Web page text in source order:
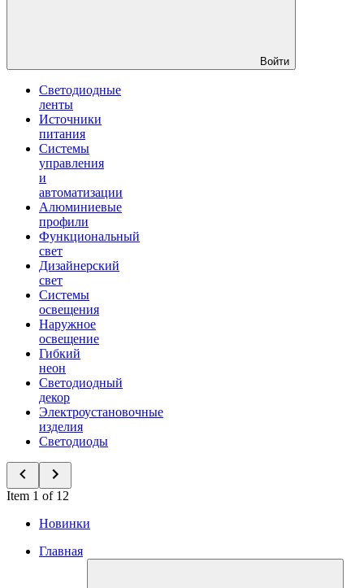
Войти
Светодиодные
ленты
Источники
питания
Системы
управления
и
автоматизации
Алюминиевые
профили
Функциональный
свет
Дизайнерский
свет
Системы
освещения
Наружное
освещение
Гибкий
неон
Светодиодный
декор
Электроустановочные
изделия
Светодиоды
Item 1 of 12
Новинки
Главная